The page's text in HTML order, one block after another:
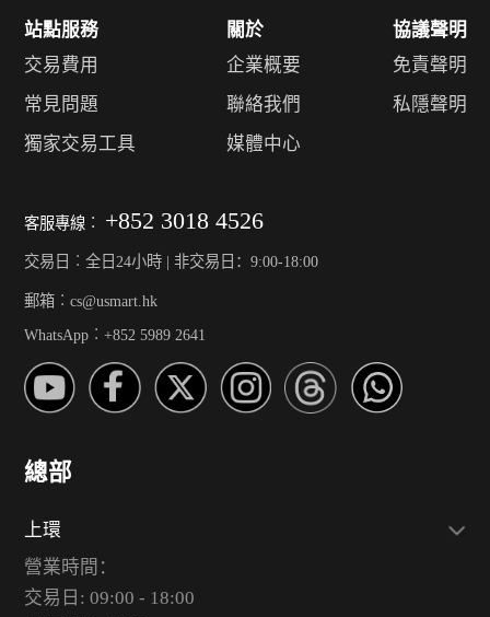
站點服務
交易費用
常見問題
獨家交易工具
關於
企業概要
聯絡我們
媒體中心
協議聲明
免責聲明
私隱聲明
客服專線︰ +852 3018 4526
交易日︰全日24小時 | 非交易日：9:00-18:00
郵箱︰cs@usmart.hk
WhatsApp︰+852 5989 2641
總部
上環
營業時間：
交易日: 09:00 - 18:00